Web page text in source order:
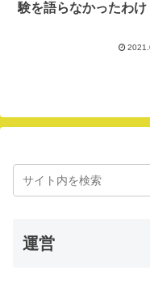
験を語らなかったわけ
運営